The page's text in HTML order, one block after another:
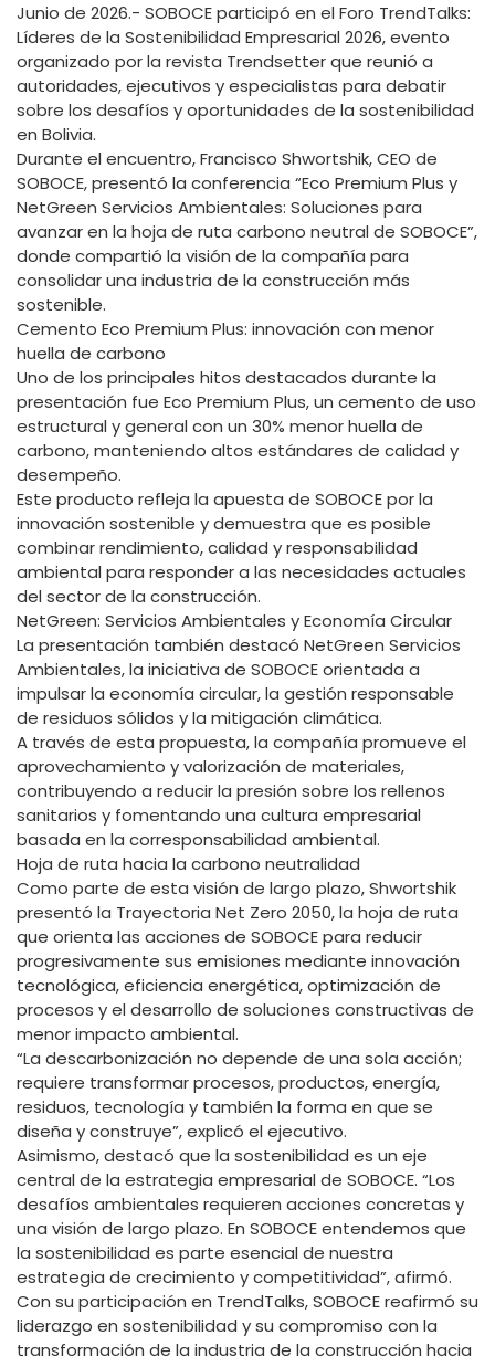
Junio de 2026.- SOBOCE participó en el Foro TrendTalks:
Líderes de la Sostenibilidad Empresarial 2026, evento
organizado por la revista Trendsetter que reunió a
autoridades, ejecutivos y especialistas para debatir
sobre los desafíos y oportunidades de la sostenibilidad
en Bolivia.
Durante el encuentro, Francisco Shwortshik, CEO de
SOBOCE, presentó la conferencia “Eco Premium Plus y
NetGreen Servicios Ambientales: Soluciones para
avanzar en la hoja de ruta carbono neutral de SOBOCE”,
donde compartió la visión de la compañía para
consolidar una industria de la construcción más
sostenible.
Cemento Eco Premium Plus: innovación con menor
huella de carbono
Uno de los principales hitos destacados durante la
presentación fue Eco Premium Plus, un cemento de uso
estructural y general con un 30% menor huella de
carbono, manteniendo altos estándares de calidad y
desempeño.
Este producto refleja la apuesta de SOBOCE por la
innovación sostenible y demuestra que es posible
combinar rendimiento, calidad y responsabilidad
ambiental para responder a las necesidades actuales
del sector de la construcción.
NetGreen: Servicios Ambientales y Economía Circular
La presentación también destacó NetGreen Servicios
Ambientales, la iniciativa de SOBOCE orientada a
impulsar la economía circular, la gestión responsable
de residuos sólidos y la mitigación climática.
A través de esta propuesta, la compañía promueve el
aprovechamiento y valorización de materiales,
contribuyendo a reducir la presión sobre los rellenos
sanitarios y fomentando una cultura empresarial
basada en la corresponsabilidad ambiental.
Hoja de ruta hacia la carbono neutralidad
Como parte de esta visión de largo plazo, Shwortshik
presentó la Trayectoria Net Zero 2050, la hoja de ruta
que orienta las acciones de SOBOCE para reducir
progresivamente sus emisiones mediante innovación
tecnológica, eficiencia energética, optimización de
procesos y el desarrollo de soluciones constructivas de
menor impacto ambiental.
“La descarbonización no depende de una sola acción;
requiere transformar procesos, productos, energía,
residuos, tecnología y también la forma en que se
diseña y construye”, explicó el ejecutivo.
Asimismo, destacó que la sostenibilidad es un eje
central de la estrategia empresarial de SOBOCE. “Los
desafíos ambientales requieren acciones concretas y
una visión de largo plazo. En SOBOCE entendemos que
la sostenibilidad es parte esencial de nuestra
estrategia de crecimiento y competitividad”, afirmó.
Con su participación en TrendTalks, SOBOCE reafirmó su
liderazgo en sostenibilidad y su compromiso con la
transformación de la industria de la construcción hacia